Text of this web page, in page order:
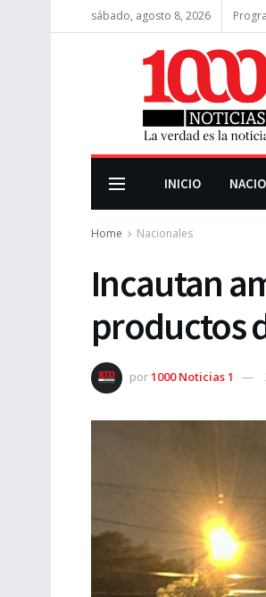
sábado, agosto 8, 2026
INICIO
Home Nacionales
Incautan
productos
por1000 Noticias 1